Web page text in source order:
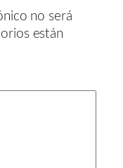
no será
están